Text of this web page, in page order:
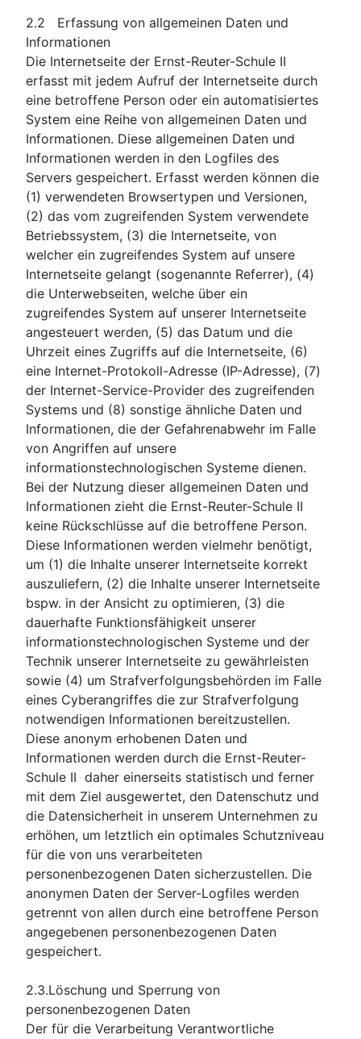
2.2 Erfassung von allgemeinen Daten und
Informationen
Die Internetseite der Ernst-Reuter-Schule II
erfasst mit jedem Aufruf der Internetseite durch
eine betroffene Person oder ein automatisiertes
System eine Reihe von allgemeinen Daten und
Informationen. Diese allgemeinen Daten und
Informationen werden in den Logfiles des
Servers gespeichert. Erfasst werden können die
(1) verwendeten Browsertypen und Versionen,
(2) das vom zugreifenden System verwendete
Betriebssystem, (3) die Internetseite, von
welcher ein zugreifendes System auf unsere
Internetseite gelangt (sogenannte Referrer), (4)
die Unterwebseiten, welche über ein
zugreifendes System auf unserer Internetseite
angesteuert werden, (5) das Datum und die
Uhrzeit eines Zugriffs auf die Internetseite, (6)
eine Internet-Protokoll-Adresse (IP-Adresse), (7)
der Internet-Service-Provider des zugreifenden
Systems und (8) sonstige ähnliche Daten und
Informationen, die der Gefahrenabwehr im Falle
von Angriffen auf unsere
informationstechnologischen Systeme dienen.
Bei der Nutzung dieser allgemeinen Daten und
Informationen zieht die Ernst-Reuter-Schule II
keine Rückschlüsse auf die betroffene Person.
Diese Informationen werden vielmehr benötigt,
um (1) die Inhalte unserer Internetseite korrekt
auszuliefern, (2) die Inhalte unserer Internetseite
bspw. in der Ansicht zu optimieren, (3) die
dauerhafte Funktionsfähigkeit unserer
informationstechnologischen Systeme und der
Technik unserer Internetseite zu gewährleisten
sowie (4) um Strafverfolgungsbehörden im Falle
eines Cyberangriffes die zur Strafverfolgung
notwendigen Informationen bereitzustellen.
Diese anonym erhobenen Daten und
Informationen werden durch die Ernst-Reuter-
Schule II daher einerseits statistisch und ferner
mit dem Ziel ausgewertet, den Datenschutz und
die Datensicherheit in unserem Unternehmen zu
erhöhen, um letztlich ein optimales Schutzniveau
für die von uns verarbeiteten
personenbezogenen Daten sicherzustellen. Die
anonymen Daten der Server-Logfiles werden
getrennt von allen durch eine betroffene Person
angegebenen personenbezogenen Daten
gespeichert.
2.3.Löschung und Sperrung von
personenbezogenen Daten
Der für die Verarbeitung Verantwortliche